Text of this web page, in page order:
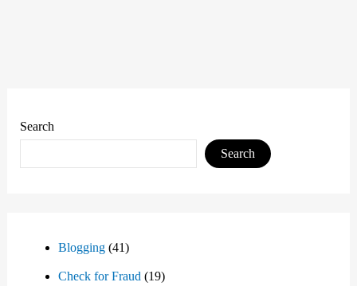
Search
Search
Blogging(41)
Check for Fraud (19)